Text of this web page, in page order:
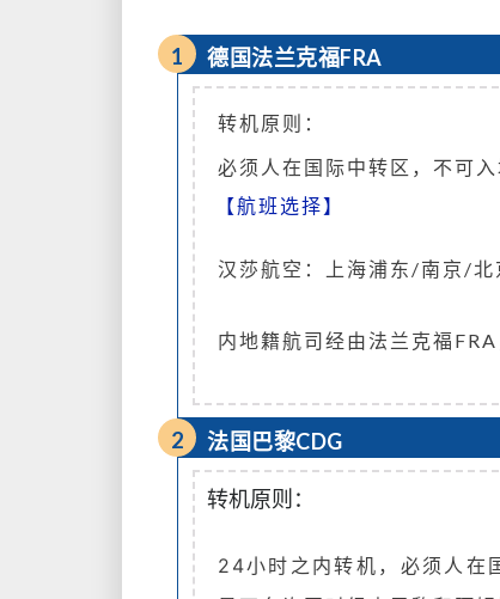
1 德国法兰克福FRA
转机原则：
必须人在国际中转区，不可
【航班选择】
汉莎航空：上海浦东/南京/
内地籍航司经由法兰克福
2 法国巴黎CDG
转机原则：
24小时之内转机，必须人在